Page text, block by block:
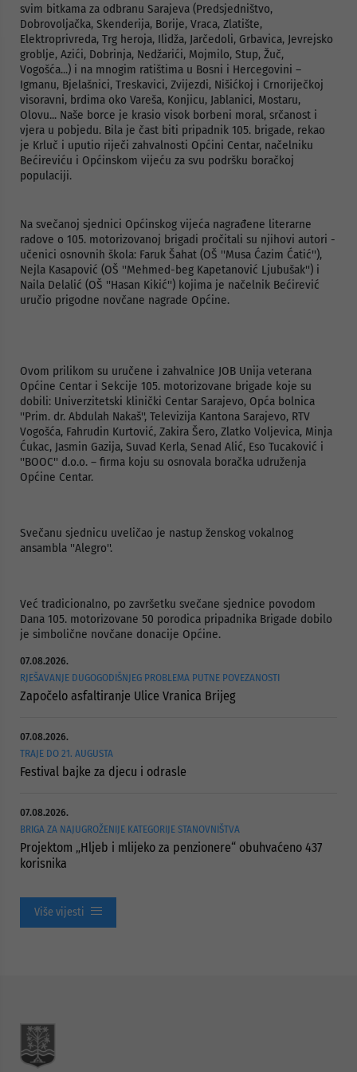
svim bitkama za odbranu Sarajeva (Predsjedništvo,
Dobrovoljačka, Skenderija, Borije, Vraca, Zlatište,
Elektroprivreda, Trg heroja, Ilidža, Jarčedoli, Grbavica, Jevrejsko
groblje, Azići, Dobrinja, Nedžarići, Mojmilo, Stup, Žuč,
Vogošća...) i na mnogim ratištima u Bosni i Hercegovini –
Igmanu, Bjelašnici, Treskavici, Zvijezdi, Nišićkoj i Crnoriječkoj
visoravni, brdima oko Vareša, Konjicu, Jablanici, Mostaru,
Olovu... Naše borce je krasio visok borbeni moral, srčanost i
vjera u pobjedu. Bila je čast biti pripadnik 105. brigade, rekao
je Krluč i uputio riječi zahvalnosti Općini Centar, načelniku
Bećireviću i Općinskom vijeću za svu podršku boračkoj
populaciji.
Na svečanoj sjednici Općinskog vijeća nagrađene literarne
radove o 105. motorizovanoj brigadi pročitali su njihovi autori -
učenici osnovnih škola: Faruk Šahat (OŠ ''Musa Ćazim Ćatić''),
Nejla Kasapović (OŠ ''Mehmed-beg Kapetanović Ljubušak'') i
Naila Delalić (OŠ ''Hasan Kikić'') kojima je načelnik Bećirević
uručio prigodne novčane nagrade Općine.
Ovom prilikom su uručene i zahvalnice JOB Unija veterana
Općine Centar i Sekcije 105. motorizovane brigade koje su
dobili: Univerzitetski klinički Centar Sarajevo, Opća bolnica
''Prim. dr. Abdulah Nakaš'', Televizija Kantona Sarajevo, RTV
Vogošća, Fahrudin Kurtović, Zakira Šero, Zlatko Voljevica, Minja
Ćukac, Jasmin Gazija, Suvad Kerla, Senad Alić, Eso Tucaković i
''BOOC'' d.o.o. – firma koju su osnovala boračka udruženja
Općine Centar.
Svečanu sjednicu uveličao je nastup ženskog vokalnog
ansambla ''Alegro''.
Već tradicionalno, po završetku svečane sjednice povodom
Dana 105. motorizovane 50 porodica pripadnika Brigade dobilo
je simbolične novčane donacije Općine.
07.08.2026.
RJEŠAVANJE DUGOGODIŠNJEG PROBLEMA PUTNE POVEZANOSTI
Započelo asfaltiranje Ulice Vranica Brijeg
07.08.2026.
TRAJE DO 21. AUGUSTA
Festival bajke za djecu i odrasle
07.08.2026.
BRIGA ZA NAJUGROŽENIJE KATEGORIJE STANOVNIŠTVA
Projektom „Hljeb i mlijeko za penzionere“ obuhvaćeno 437
korisnika
Više vijesti